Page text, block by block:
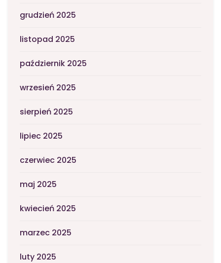
grudzień 2025
listopad 2025
październik 2025
wrzesień 2025
sierpień 2025
lipiec 2025
czerwiec 2025
maj 2025
kwiecień 2025
marzec 2025
luty 2025